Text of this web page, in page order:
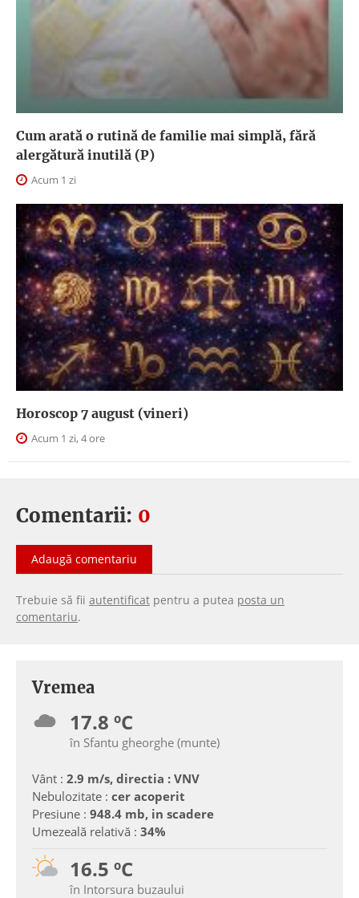
Cum arată o rutină de familie mai simplă, fără
alergătură inutilă (P)
Acum 1 zi
Horoscop 7 august (vineri)
Acum 1 zi, 4 ore
Comentarii: 0
Adaugă comentariu
Trebuie să fii autentificat pentru a putea posta un
comentariu.
Vremea
17.8 ºC
în Sfantu gheorghe (munte)
Vânt : 2.9 m/s, directia : VNV
Nebulozitate : cer acoperit
Presiune : 948.4 mb, in scadere
Umezeală relativă : 34%
16.5 ºC
în Intorsura buzaului